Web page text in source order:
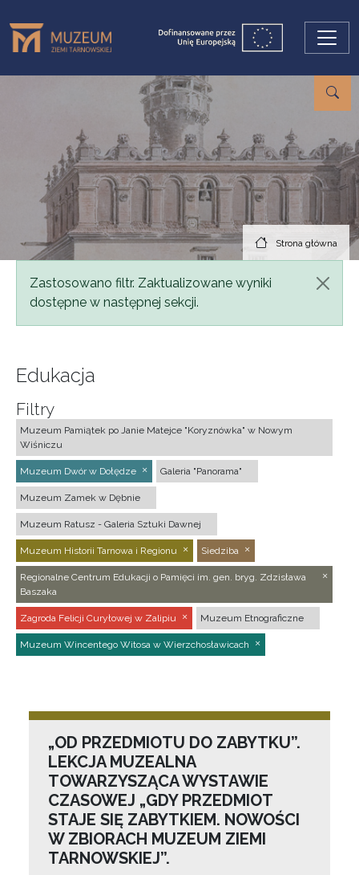
Strona główna
Komunikat
Zastosowano filtr. Zaktualizowane wyniki
dostępne w następnej sekcji.
Edukacja
Filtry
Muzeum Pamiątek po Janie Matejce "Koryznówka" w Nowym
Wiśniczu
Muzeum Dwór w Dołędze Galeria "Panorama"
Muzeum Zamek w Dębnie
Muzeum Ratusz - Galeria Sztuki Dawnej
Muzeum Historii Tarnowa i Regionu Siedziba
Regionalne Centrum Edukacji o Pamięci im. gen. bryg. Zdzisława
Baszaka
Zagroda Felicji Curyłowej w Zalipiu Muzeum Etnograficzne
Muzeum Wincentego Witosa w Wierzchosławicach
„OD PRZEDMIOTU DO ZABYTKU”.
LEKCJA MUZEALNA
TOWARZYSZĄCA WYSTAWIE
CZASOWEJ „GDY PRZEDMIOT
STAJE SIĘ ZABYTKIEM. NOWOŚCI
W ZBIORACH MUZEUM ZIEMI
TARNOWSKIEJ”.